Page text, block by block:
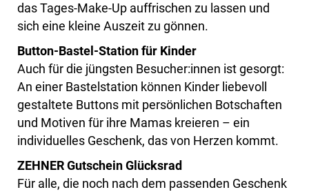
das Tages-Make-Up auffrischen zu lassen und
sich eine kleine Auszeit zu gönnen.
Button-Bastel-Station für Kinder
Auch für die jüngsten Besucher:innen ist gesorgt:
An einer Bastelstation können Kinder liebevoll
gestaltete Buttons mit persönlichen Botschaften
und Motiven für ihre Mamas kreieren – ein
individuelles Geschenk, das von Herzen kommt.
ZEHNER Gutschein Glücksrad
Für alle, die noch nach dem passenden Geschenk